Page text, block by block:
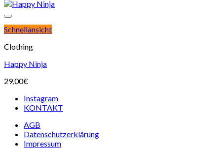
Schnellansicht
Clothing
Happy Ninja
29,00€
Instagram
KONTAKT
AGB
Datenschutzerklärung
Impressum